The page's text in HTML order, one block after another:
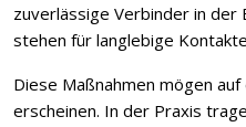
zuverlässige Verbinder in der
stehen für langlebige
Diese Maßnahmen mögen
erscheinen. In der Praxis